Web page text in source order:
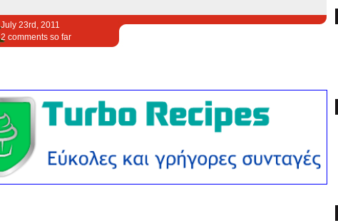
July 23rd, 2011
2 comments so far